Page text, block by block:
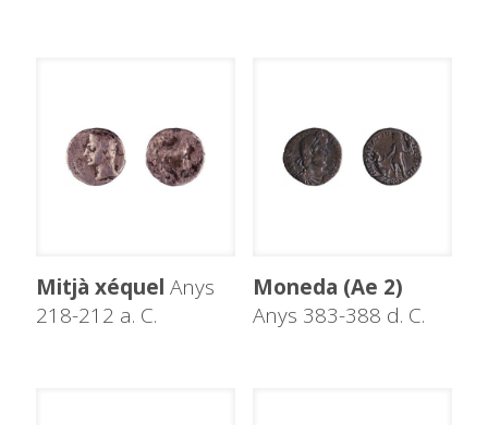
Mitjà xéquel Anys
218-212 a. C.
Moneda (Ae 2)
Anys 383-388 d. C.